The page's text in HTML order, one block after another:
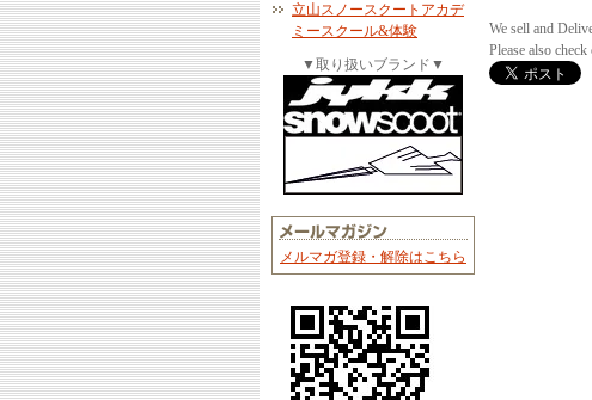
立山スノースクートアカデ
ミースクール&体験
▼取り扱いブランド▼
メルマガ登録・解除はこちら
We sell and
Please also